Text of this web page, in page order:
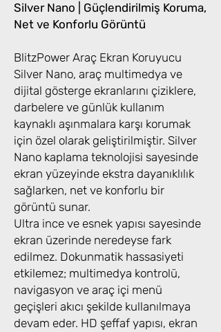
Silver Nano | Güçlendirilmiş Koruma,
Net ve Konforlu Görüntü
BlitzPower Araç Ekran Koruyucu
Silver Nano, araç multimedya ve
dijital gösterge ekranlarını çiziklere,
darbelere ve günlük kullanım
kaynaklı aşınmalara karşı korumak
için özel olarak geliştirilmiştir. Silver
Nano kaplama teknolojisi sayesinde
ekran yüzeyinde ekstra dayanıklılık
sağlarken, net ve konforlu bir
görüntü sunar.
Ultra ince ve esnek yapısı sayesinde
ekran üzerinde neredeyse fark
edilmez. Dokunmatik hassasiyeti
etkilemez; multimedya kontrolü,
navigasyon ve araç içi menü
geçişleri akıcı şekilde kullanılmaya
devam eder. HD şeffaf yapısı, ekran